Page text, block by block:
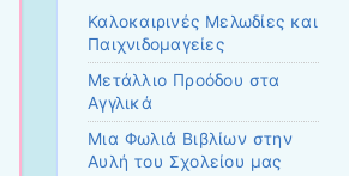
Καλοκαιρινές Μελωδίες και
Παιχνιδομαγείες
Μετάλλιο Προόδου στα
Αγγλικά
Μια Φωλιά Βιβλίων στην
Αυλή του Σχολείου μας